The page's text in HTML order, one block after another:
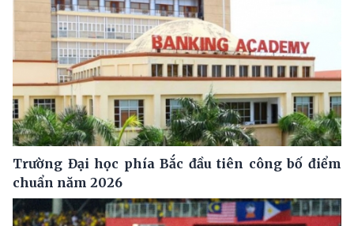
Trường Đại học phía Bắc đầu tiên công bố điểm
chuẩn năm 2026